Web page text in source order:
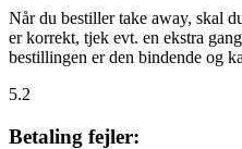
Når du bestiller take away, skal
er korrekt, tjek evt. en ekstra
bestillingen er den bindende og
5.2
Betaling fejler: